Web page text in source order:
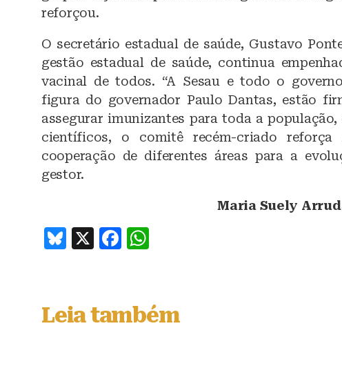
reforçou.
O secretário estadual de saúde, Gustavo
gestão estadual de saúde, continua
vacinal de todos. “A Sesau e todo o
figura do governador Paulo Dantas, estão
assegurar imunizantes para toda a
científicos, o comitê recém-criado reforça
cooperação de diferentes áreas para a
gestor.
Maria Suely
B
s
k
X
F
e
b
s
A
Leia também